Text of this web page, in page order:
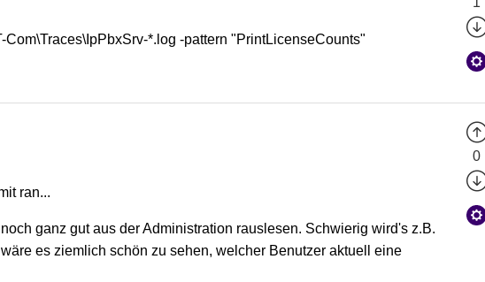
*.log -pattern "PrintLicenseCounts"
ran...
ganz gut aus der Administration rauslesen. Schwierig wird's z.B.
es ziemlich schön zu sehen, welcher Benutzer aktuell eine
0